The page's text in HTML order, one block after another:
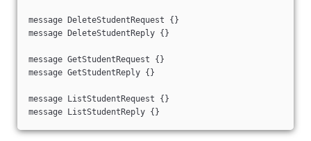
message DeleteStudentRequest {}
message DeleteStudentReply {}
message GetStudentRequest {}
message GetStudentReply {}
message ListStudentRequest {}